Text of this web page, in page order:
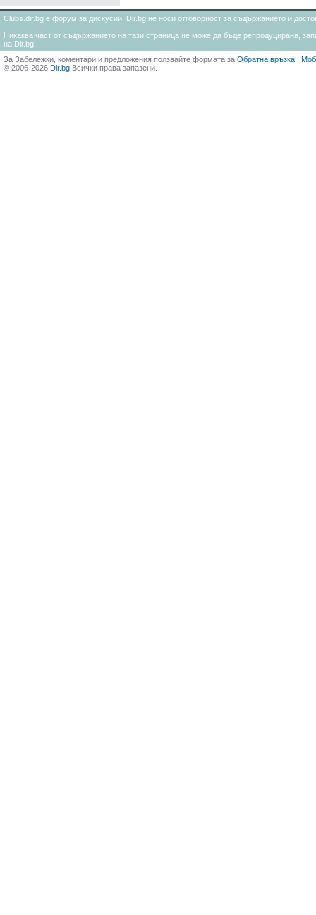
Clubs.dir.bg е форум за дискусии. Dir.bg не носи отговорност за съдържанието и
Никаква част от съдържанието на тази страница не може да бъде репродуцирана,
на Dir.bg
За Забележки, коментари и предложения ползвайте формата за Обратна връзка |
© 2006-2026 Dir.bg Всички права запазени.